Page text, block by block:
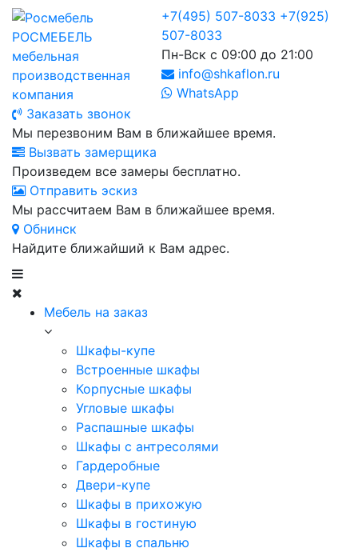
РОСМЕБЕЛЬ
мебельная
производственная
компания
+7(495) 507-8033 +7(925)
507-8033
Пн-Вск с 09:00 до 21:00
info@shkaflon.ru
WhatsApp
Заказать звонок
Мы перезвоним Вам в ближайшее время.
Вызвать замерщика
Произведем все замеры бесплатно.
Отправить эскиз
Мы рассчитаем Вам в ближайшее время.
Обнинск
Найдите ближайший к Вам адрес.
Мебель на заказ
Шкафы-купе
Встроенные шкафы
Корпусные шкафы
Угловые шкафы
Распашные шкафы
Шкафы с антресолями
Гардеробные
Двери-купе
Шкафы в прихожую
Шкафы в гостиную
Шкафы в спальню